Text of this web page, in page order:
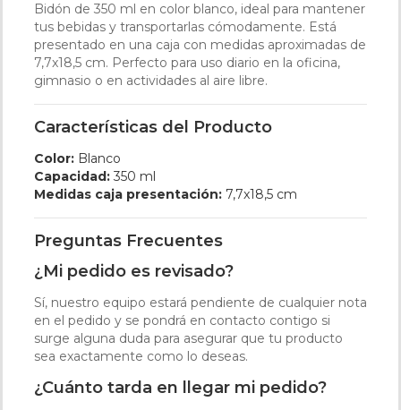
Bidón de 350 ml en color blanco, ideal para mantener
tus bebidas y transportarlas cómodamente. Está
presentado en una caja con medidas aproximadas de
7,7x18,5 cm. Perfecto para uso diario en la oficina,
gimnasio o en actividades al aire libre.
Características del Producto
Color: Blanco
Capacidad: 350 ml
Medidas caja presentación: 7,7x18,5 cm
Preguntas Frecuentes
¿Mi pedido es revisado?
Sí, nuestro equipo estará pendiente de cualquier nota
en el pedido y se pondrá en contacto contigo si
surge alguna duda para asegurar que tu producto
sea exactamente como lo deseas.
¿Cuánto tarda en llegar mi pedido?